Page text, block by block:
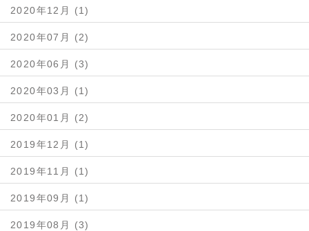
2020年12月 (1)
2020年07月 (2)
2020年06月 (3)
2020年03月 (1)
2020年01月 (2)
2019年12月 (1)
2019年11月 (1)
2019年09月 (1)
2019年08月 (3)